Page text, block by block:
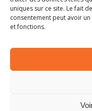
uniques sur ce site. Le fait
consentement peut avoir
et fonctions.
ARTICLES